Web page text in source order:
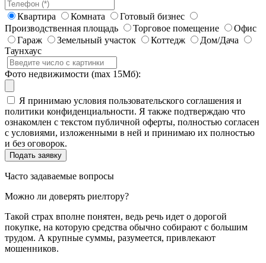
Квартира Комната
Готовый бизнес
Производственная площадь
Торговое помещение
Офис
Гараж
Земельный участок Коттедж
Дом/Дача
Таунхаус
Фото недвижимости (max 15Мб):
Я принимаю условия пользовательского соглашения и
политики конфиденциальности. Я также подтверждаю что
ознакомлен с текстом публичной оферты, полностью согласен
с условиями, изложенными в ней и принимаю их полностью
и без оговорок.
Часто задаваемые вопросы
Можно ли доверять риелтору?
Такой страх вполне понятен, ведь речь идет о дорогой
покупке, на которую средства обычно собирают с большим
трудом. А крупные суммы, разумеется, привлекают
мошенников.